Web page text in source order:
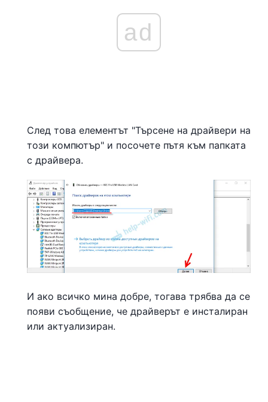
ad
След това елементът "Търсене на драйвери на
този компютър" и посочете пътя към папката
с драйвера.
И ако всичко мина добре, тогава трябва да се
появи съобщение, че драйверът е инсталиран
или актуализиран.